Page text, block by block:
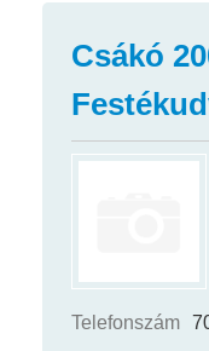
Csákó
Telefonszám